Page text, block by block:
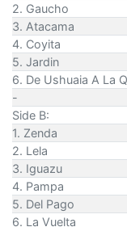
2. Gaucho
3. Atacama
4. Coyita
5. Jardin
6. De Ushuaia A La
-
Side B:
1. Zenda
2. Lela
3. Iguazu
4. Pampa
5. Del Pago
6. La Vuelta